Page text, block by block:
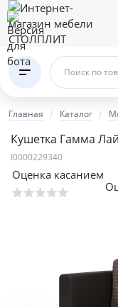
Поиск по
Главная Каталог
Кушетка Гамма
I0000229340
Оценка касанием